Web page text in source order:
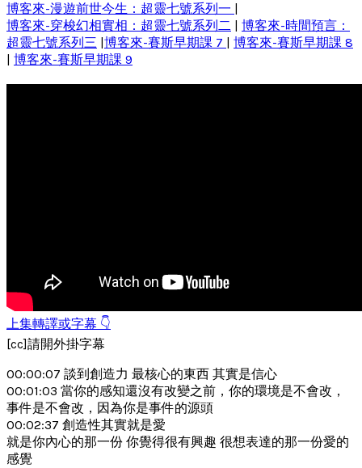
博客來-漫遊前世今生：超靈七號系列一
博客來-穿梭幻相實相：超靈七號系列二
博客來-時間預言：
超靈七號系列三 博客來-賽斯早期課 7
博客來-賽斯早期課 8
博客來-賽斯早期課 9
上集轉譯或字幕 👇
[cc]請開外掛字幕
00:00:07 談到創造力 最核心的東西 其實是信心
00:01:03 當你的感知還沒有改變之前，你的環境是不會改，
事件是不會改，因為你是事件的源頭
00:02:37 創造性其實就是愛
就是你內心的那一份 你覺得很有興趣 很想表達的那一份愛的
感覺